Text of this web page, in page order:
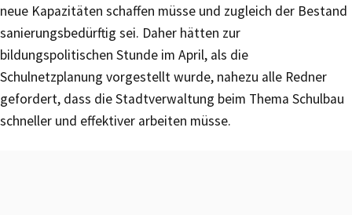
neue Kapazitäten schaffen müsse und zugleich der Bestand
sanierungsbedürftig sei. Daher hätten zur
bildungspolitischen Stunde im April, als die
Schulnetzplanung vorgestellt wurde, nahezu alle Redner
gefordert, dass die Stadtverwaltung beim Thema Schulbau
schneller und effektiver arbeiten müsse.